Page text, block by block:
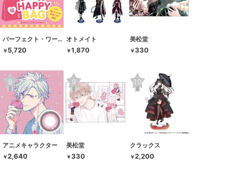
パーフェクト・ワールド・トーキョー
￥ 5,720
オトメイト
￥1,870
美松堂
￥330
アニメキャラクター
￥2,640
美松堂
￥330
クラックス
￥2,200